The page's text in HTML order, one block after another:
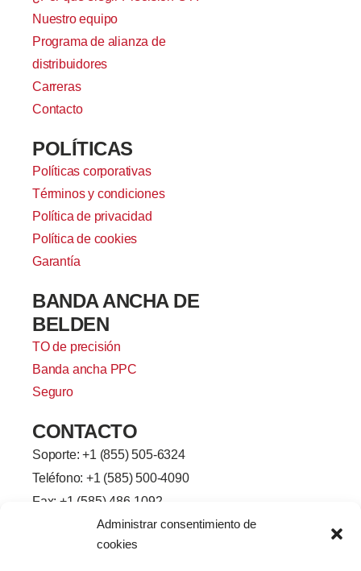
Administrar consentimiento de
cookies
Nuestro equipo
Programa de alianza de
distribuidores
Carreras
Contacto
POLÍTICAS
Políticas corporativas
Términos y condiciones
Política de privacidad
Política de cookies
Garantía
BANDA ANCHA DE
BELDEN
TO de precisión
Banda ancha PPC
Seguro
CONTACTO
Soporte: +1 (855) 505-6324
Teléfono: +1 (585) 500-4090
Fax: +1 (585) 486-1092
Línea de la ciudad de Brighton-
Henrietta, 2245